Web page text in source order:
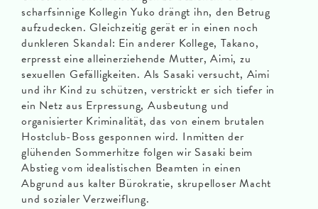
scharfsinnige Kollegin Yuko drängt ihn, den Betrug
aufzudecken. Gleichzeitig gerät er in einen noch
dunkleren Skandal: Ein anderer Kollege, Takano,
erpresst eine alleinerziehende Mutter, Aimi, zu
sexuellen Gefälligkeiten. Als Sasaki versucht, Aimi
und ihr Kind zu schützen, verstrickt er sich tiefer in
ein Netz aus Erpressung, Ausbeutung und
organisierter Kriminalität, das von einem brutalen
Hostclub-Boss gesponnen wird. Inmitten der
glühenden Sommerhitze folgen wir Sasaki beim
Abstieg vom idealistischen Beamten in einen
Abgrund aus kalter Bürokratie, skrupelloser Macht
und sozialer Verzweiflung.